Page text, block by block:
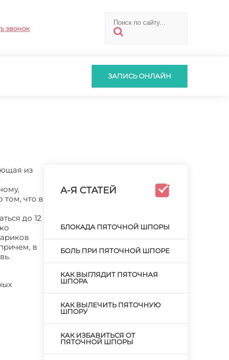
звонок
ЗАПИСЬ ОНЛАЙН
из
что в
до 12
в
А-Я СТАТЕЙ
БЛОКАДА ПЯТОЧНОЙ ШПОРЫ
БОЛЬ ПРИ ПЯТОЧНОЙ ШПОРЕ
КАК ВЫГЛЯДИТ ПЯТОЧНАЯ
ШПОРА
КАК ВЫЛЕЧИТЬ ПЯТОЧНУЮ
ШПОРУ
КАК ИЗБАВИТЬСЯ ОТ
ПЯТОЧНОЙ ШПОРЫ